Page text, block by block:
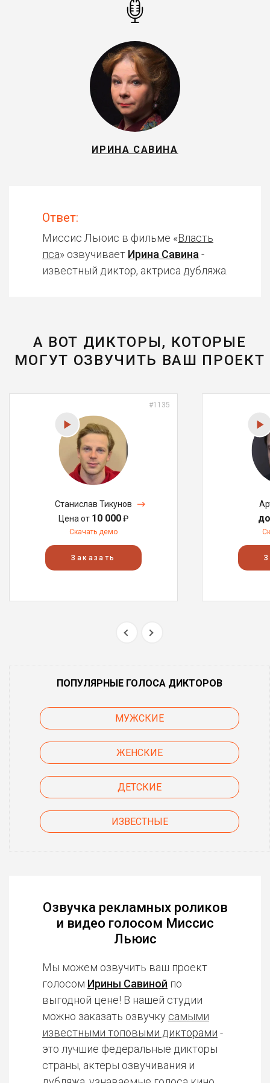
ИРИНА САВИНА
Ответ:
Миссис Льюис в фильме «Власть
пса» озвучивает Ирина Савина -
известный диктор, актриса дубляжа.
А ВОТ ДИКТОРЫ, КОТОРЫЕ
МОГУТ ОЗВУЧИТЬ ВАШ ПРОЕКТ
#1135
Станислав Тикунов
Цена от 10 000₽
Скачать демо
Заказать
ПОПУЛЯРНЫЕ ГОЛОСА ДИКТОРОВ
МУЖСКИЕ
ЖЕНСКИЕ
ДЕТСКИЕ
ИЗВЕСТНЫЕ
Озвучка рекламных роликов
и видео голосом Миссис
Льюис
Мы можем озвучить ваш проект
голосом Ирины Савиной по
выгодной цене! В нашей студии
можно заказать озвучку самыми
известными топовыми дикторами -
это лучшие федеральные дикторы
страны, актеры озвучивания и